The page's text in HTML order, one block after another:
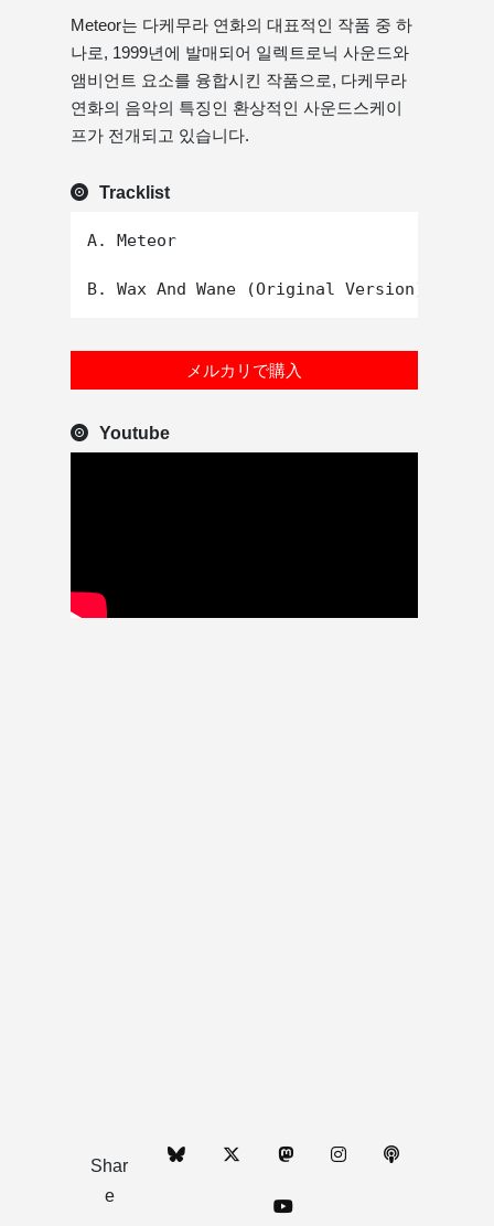
Meteor는 다케무라 연화의 대표적인 작품 중 하
나로, 1999년에 발매되어 일렉트로닉 사운드와
앰비언트 요소를 융합시킨 작품으로, 다케무라
연화의 음악의 특징인 환상적인 사운드스케이
프가 전개되고 있습니다.
Tracklist
A. Meteor
メルカリで購入
Youtube
Shar
e